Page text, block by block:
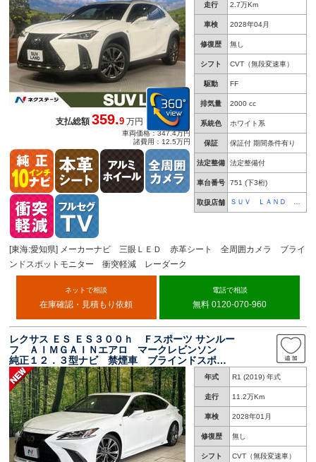
走行 2.7万Km
車検 2028年04月
修復歴 無し
シフト CVT（無段変速車）
駆動 FF
排気量 2000 cc
系統色 ホワイト系
保証 保証付 期間条件有り
法定整備 法定整備付
車台番号 751 (下3桁)
取扱店舗
ＳＵＶ ＬＡＮＤ 豊
橋
支払総額359.9 万円
車両価格：347.4万円
諸費用：12.5万円
[東海:愛知県] メーカーナビ 三眼ＬＥＤ 赤革シート 全周囲カメラ ブライ
ンドスポットモニター 衝突軽減 レーダーク
ネットで相談
在庫確認・見積もり依頼
電話で相談
無料 0120-070-960
レクサス ＥＳ ＥＳ３００ｈ Ｆスポーツ サンルー
フ ＡＩＭＧＡＩＮエアロ マークレビンソン
純正１２．３型ナビ 禁煙車 ブラインドスポッ
ト ヘッドアップディスプレイ パワートランク
リッド シートエアコン ３眼ＬＥＤヘッドラン
プ
年式 R1 (2019) 年式
走行 11.2万Km
車検 2028年01月
修復歴 無し
シフト CVT（無段変速車）